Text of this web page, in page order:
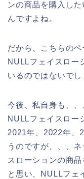
ンの商品を購入し
んですよね。
だから、こちらの
NULLフェイスロー
いるのではないでし
今後、私自身も、、
NULLフェイスロー
2021年、2022年、
うのですが、、、
スローションの商
と思い、NULLフェ